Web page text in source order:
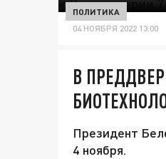
ПОЛИТИКА
04 НОЯБРЯ 2022 13:00
В
Президент
4 ноября.